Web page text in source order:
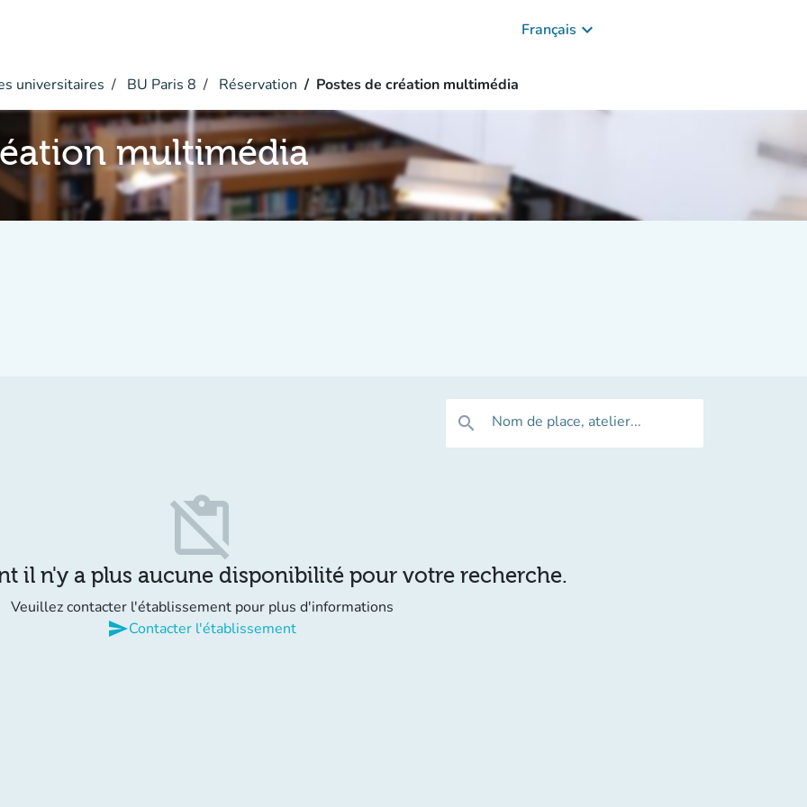
Français keyboard_arrow_down
universitaires BU Paris 8 Réservation Postes de création multimédia
multimédia
search Nom de place, atelier...
content_paste_off
il n'y a plus aucune disponibilité pour votre recherche.
Veuillez contacter l'établissement pour plus d'informations
sendContacter l'établissement